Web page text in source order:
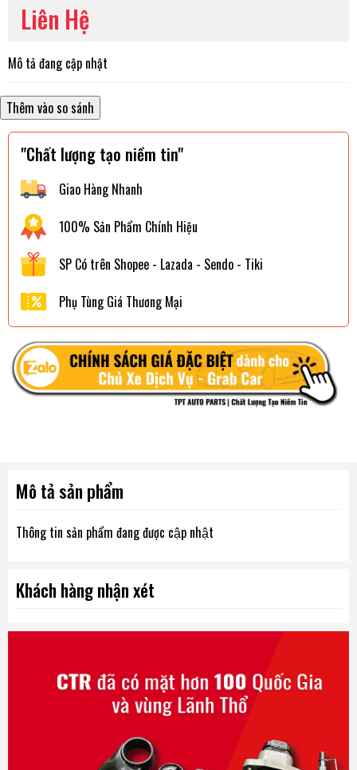
Liên Hệ
Mô tả đang cập nhật
"Chất lượng tạo niềm tin"
Giao Hàng Nhanh
100% Sản Phẩm Chính Hiệu
SP Có trên Shopee - Lazada - Sendo - Tiki
Phụ Tùng Giá Thương Mại
Mô tả sản phẩm
Thông tin sản phẩm đang được cập nhật
Khách hàng nhận xét